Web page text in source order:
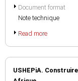
Document format
Note technique
Read more
USHEPiA.